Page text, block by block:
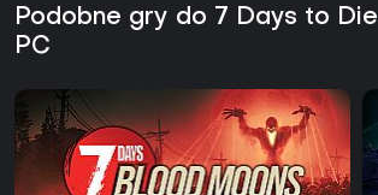
Podobne gry do 7 Days to Die
PC